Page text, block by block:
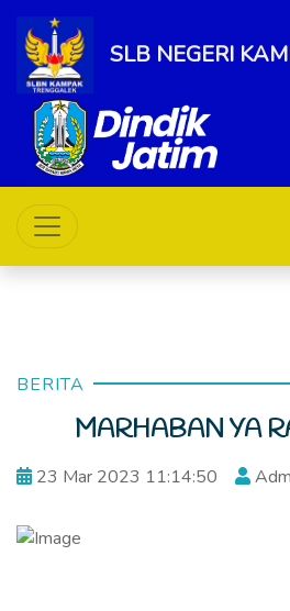
SLB NEGERI
BERITA
MARHABAN YA
23 Mar 2023 11:14:50